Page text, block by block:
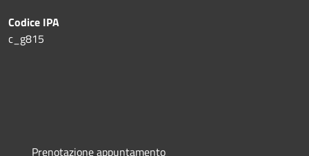
Codice IPA
c_g815
Prenotazione appuntamento